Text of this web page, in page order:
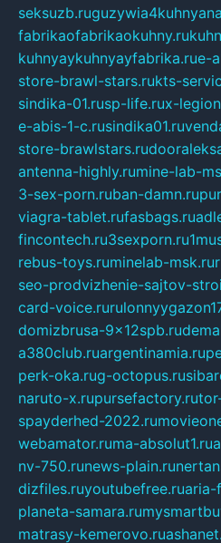
seksuzb.ru
fabrikaofabrikaokuhny.ru
kuhnyaykuhnyayfabrika.rue-
store-brawl-stars.rukts-
sindika-01.rusp-life.rux-
e-abis-1-c.rusindika01.ru
store-brawlstars.ru
antenna-highly.rumine-lab-
3-sex-porn.ruban-damn.ru
viagra-tablet.rufasbags.ru
fincontech.ru3sexporn.ru
rebus-toys.ruminelab-msk.ru
seo-prodvizhenie-sajtov-
card-voice.ru
domizbrusa-9x12spb.ru
a380club.ruargentinamia.ru
perk-oka.rug-octopus.ru
naruto-x.rupursefactory.ru
spayderhed-2022.ru
webamator.ruma-absolut1.ru
nv-750.runews-plain.ru
dizfiles.ruyoutubefree.ruaria-
planeta-samara.ru
matrasy-kemerovo.ru